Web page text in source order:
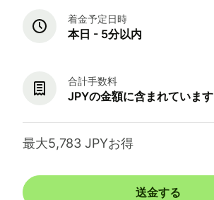
着金予定日時
本日 - 5分以内
合計手数料
JPYの金額に含まれています
最大5,783 JPYお得
送金する